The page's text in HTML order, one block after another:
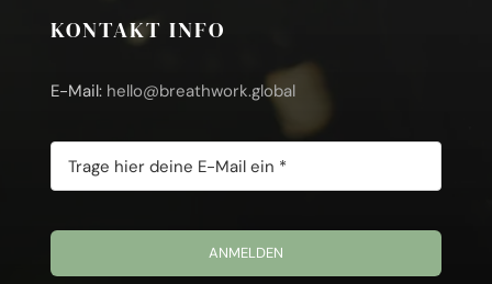
KONTAKT INFO
E-Mail: hello@breathwork.global
ANMELDEN